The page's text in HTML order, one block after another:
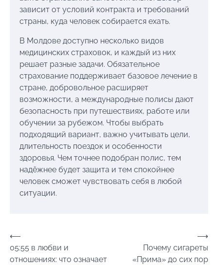
зависит от условий контракта и требований
страны, куда человек собирается ехать.
В Молдове доступно несколько видов
медицинских страховок, и каждый из них
решает разные задачи. Обязательное
страхование поддерживает базовое лечение в
стране, добровольное расширяет
возможности, а международные полисы дают
безопасность при путешествиях, работе или
обучении за рубежом. Чтобы выбрать
подходящий вариант, важно учитывать цели,
длительность поездок и особенности
здоровья. Чем точнее подобран полис, тем
надёжнее будет защита и тем спокойнее
человек сможет чувствовать себя в любой
ситуации.
Навігація
записів
⟵
05:55 в любви и
отношениях: что означает
Почему сигареты
«Прима» до сих пор
⟶